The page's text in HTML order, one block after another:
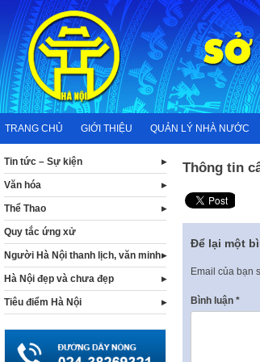
content
TRANG CHỦ GIỚI THIỆU QUẢN LÝ NHÀ NƯỚC
Thông tin
Để lại một
Email của bạn
Bình luận *
Tin tức – Sự kiện
Văn hóa
Thể Thao
Quy tắc ứng xử
Người Hà Nội thanh lịch, văn minh
Hà Nội đẹp và chưa đẹp
Tiêu điểm Hà Nội